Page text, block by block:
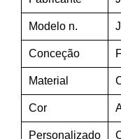
Modelo n.
Conceção
Material
Cor
Personalizado